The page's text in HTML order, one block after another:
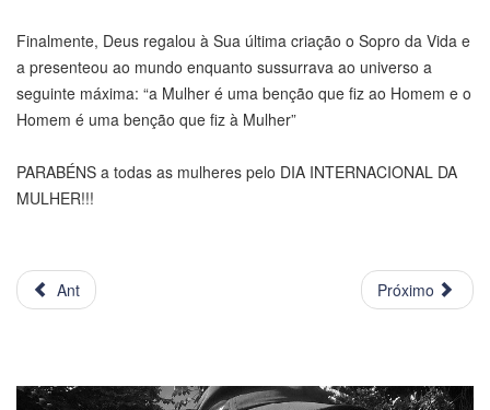
Finalmente, Deus regalou à Sua última criação o Sopro da Vida e
a presenteou ao mundo enquanto sussurrava ao universo a
seguinte máxima: “a Mulher é uma benção que fiz ao Homem e o
Homem é uma benção que fiz à Mulher”
PARABÉNS a todas as mulheres pelo DIA INTERNACIONAL DA
MULHER!!!
Ant Próximo